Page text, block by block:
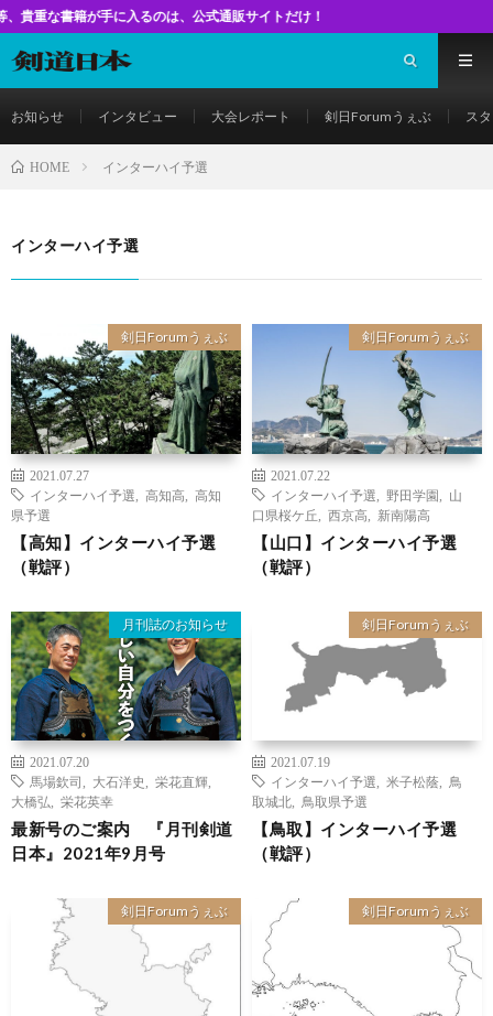
手に入るのは、公式通販サイトだけ！
お知らせ インタビュー 大会レポート 剣日Forumうぇぶ ス
HOME インターハイ予選
インターハイ予選
剣日Forumうぇぶ
2021.07.27
インターハイ予選
高知高
高知
県予選
【高知】インターハイ予選
（戦評）
剣日Forumうぇぶ
2021.07.22
インターハイ予選
野田学園
山
口県桜ケ丘
西京高 新南陽高
【山口】インターハイ予選
（戦評）
月刊誌のお知らせ
2021.07.20
馬場欽司
大石洋史 栄花直輝
大橋弘
栄花英幸
最新号のご案内 『月刊剣道
日本』2021年9月号
剣日Forumうぇぶ
2021.07.19
インターハイ予選
米子松蔭
鳥
取城北
鳥取県予選
【鳥取】インターハイ予選
（戦評）
剣日Forumうぇぶ 剣日Forumうぇぶ